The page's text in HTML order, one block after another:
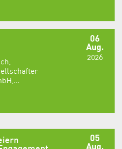
06
Aug.
2026
05
Aug.